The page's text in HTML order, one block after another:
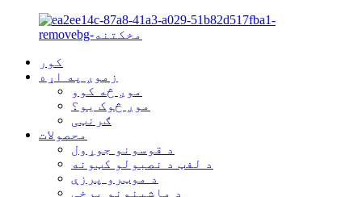
کور
زموږ په اړه
موږ څه کوو
موږ څوک یو؟
ګرنټی
محصولات
د قوسونو جوړول
د لفټ د نصبولو کټونه
د موټرو پرزې
د ماشینونو برخې